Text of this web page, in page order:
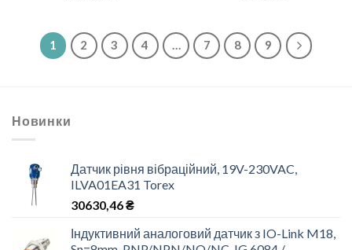
1 2 3 4 … 7 8 9
Новинки
Датчик рівня вібраційний, 19V-230VAC,
ILVA01EA31 Torex
30630,46₴
Індуктивний аналоговий датчик з IO-Link M18,